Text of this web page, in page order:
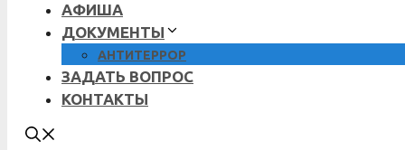
АФИША
ДОКУМЕНТЫ
АНТИТЕРРОР
ЗАДАТЬ ВОПРОС
КОНТАКТЫ